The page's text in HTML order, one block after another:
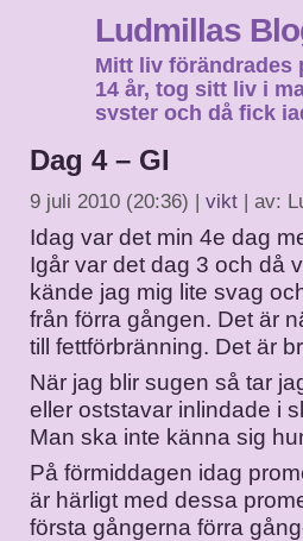
Ludmillas
Mitt liv förändrades
14 år, tog sitt liv i
syster och då fick
Dag 4 – GI
9 juli 2010 (20:36) | vikt | av:
Idag var det min 4e dag
Igår var det dag 3 och då
kände jag mig lite svag
från förra gången. Det är
till fettförbränning. Det är
När jag blir sugen så tar
eller oststavar inlindade i
Man ska inte känna sig
På förmiddagen idag
är härligt med dessa
första gångerna förra